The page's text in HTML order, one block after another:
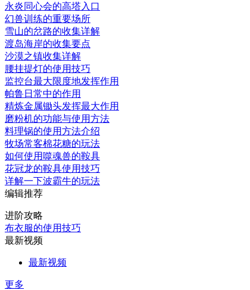
永炎同心会的高塔入口
幻兽训练的重要场所
雪山的岔路的收集详解
渡岛海岸的收集要点
沙漠之镇收集详解
腰挂提灯的使用技巧
监控台最大限度地发挥作用
帕鲁日常中的作用
精炼金属锄头发挥最大作用
磨粉机的功能与使用方法
料理锅的使用方法介绍
牧场常客棉花糖的玩法
如何使用噬魂兽的鞍具
花冠龙的鞍具使用技巧
详解一下波霸牛的玩法
编辑推荐
进阶攻略
布衣服的使用技巧
最新视频
最新视频
更多